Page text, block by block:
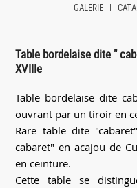
GALERIE
Table bordelaise dite "
XVIIIe
Table bordelaise dite
ouvrant par un tiroir en
Rare table dite
cabaret" en acajou de
en ceinture.
Cette table se